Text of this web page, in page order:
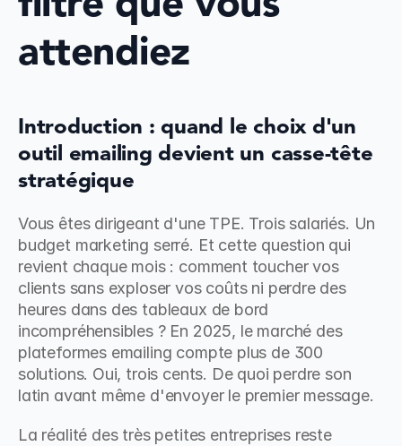
attendiez
Introduction : quand le choix d'un
outil emailing devient un casse-tête
stratégique
Vous êtes dirigeant d'une TPE. Trois salariés. Un
budget marketing serré. Et cette question qui
revient chaque mois : comment toucher vos
clients sans exploser vos coûts ni perdre des
heures dans des tableaux de bord
incompréhensibles ? En 2025, le marché des
plateformes emailing compte plus de 300
solutions. Oui, trois cents. De quoi perdre son
latin avant même d'envoyer le premier message.
La réalité des très petites entreprises reste